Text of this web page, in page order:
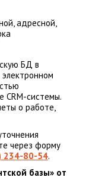
адресной,
БД в
CRM-системы.
о работе,
через форму
234-80-54.
базы» от